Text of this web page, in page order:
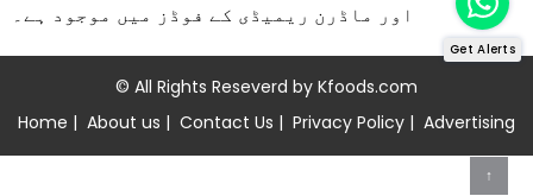
اور ماڈرن ریمیڈی کے فوڈز میں موجود ہے۔
© All Rights Reseverd by Kfoods.com
Home | About us | Contact Us | Privacy Policy | Advertising
↑
Get Alerts